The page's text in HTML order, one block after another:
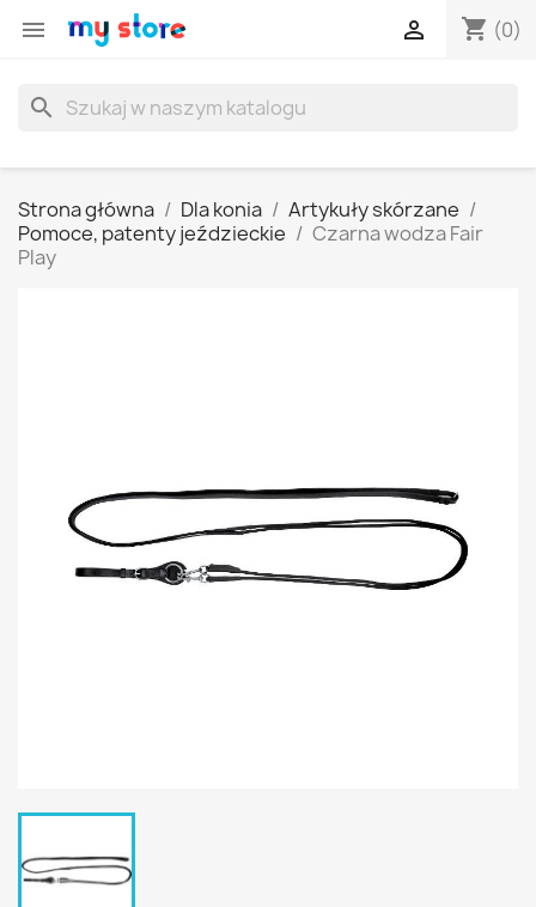
 shopping_cart (0)

search
Strona główna Dla konia
Artykuły skórzane
Pomoce, patenty jeździeckie
Czarna wodza Fair
Play